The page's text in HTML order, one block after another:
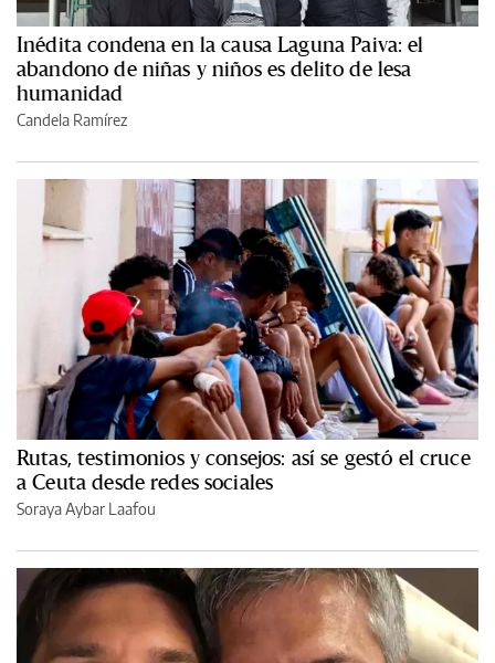
Inédita condena en la causa Laguna Paiva: el
abandono de niñas y niños es delito de lesa
humanidad
Candela Ramírez
Rutas, testimonios y consejos: así se gestó el cruce
a Ceuta desde redes sociales
Soraya Aybar Laafou